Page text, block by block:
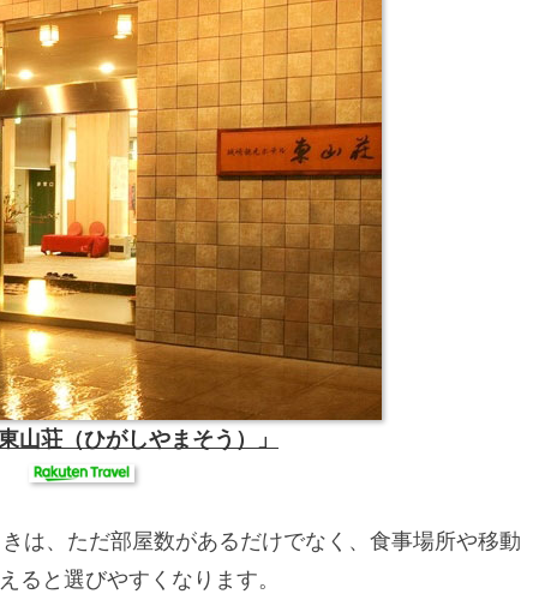
山荘（ひがしやまそう）」
は、ただ部屋数があるだけでなく、食事場所や移動
ると選びやすくなります。